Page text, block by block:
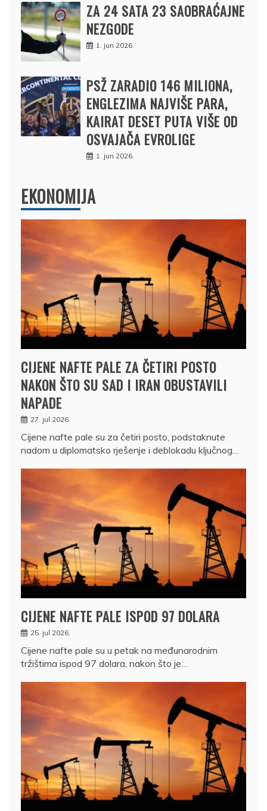
ZA 24 SATA 23 SAOBRAĆAJNE
NEZGODE
1. jun 2026.
PSŽ ZARADIO 146 MILIONA,
ENGLEZIMA NAJVIŠE PARA,
KAIRAT DESET PUTA VIŠE OD
OSVAJAČA EVROLIGE
1. jun 2026.
EKONOMIJA
CIJENE NAFTE PALE ZA ČETIRI POSTO
NAKON ŠTO SU SAD I IRAN OBUSTAVILI
NAPADE
27. jul 2026.
Cijene nafte pale su za četiri posto, podstaknute
nadom u diplomatsko rješenje i deblokadu ključnog…
CIJENE NAFTE PALE ISPOD 97 DOLARA
25. jul 2026.
Cijene nafte pale su u petak na međunarodnim
tržištima ispod 97 dolara, nakon što je…